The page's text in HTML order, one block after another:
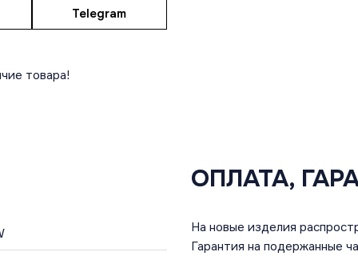
Telegram
товара!
ОПЛАТА,
На новые изделия
Гарантия на подержанные